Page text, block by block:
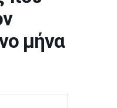
μήνα